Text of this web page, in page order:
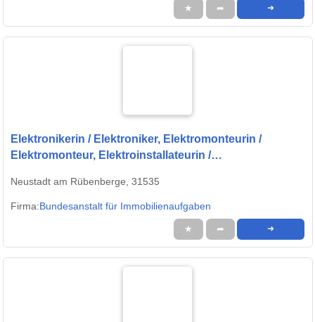
★ ➦ ➜
Elektronikerin / Elektroniker, Elektromonteurin /
Elektromonteur, Elektroinstallateurin /
Neustadt am Rübenberge, 31535
Firma:Bundesanstalt für Immobilienaufgaben
★ ➦ ➜